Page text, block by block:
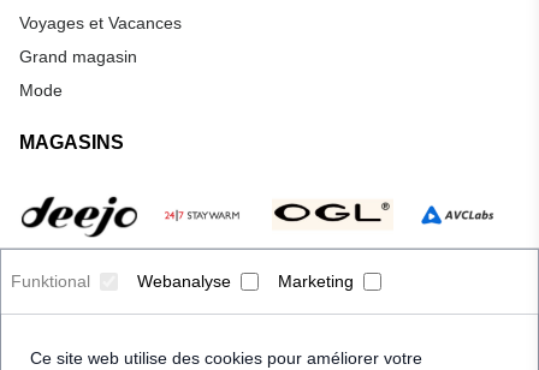
Funktional Webanalyse Marketing
Ce site web utilise des cookies pour améliorer votre
Voyages et Vacances
Grand magasin
Mode
MAGASINS